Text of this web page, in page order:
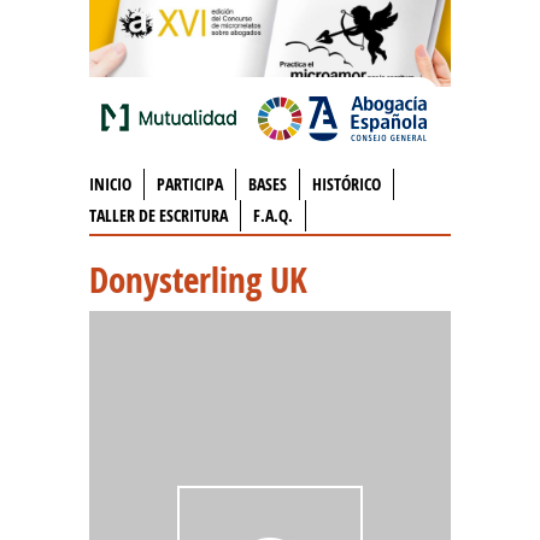
INICIO PARTICIPA BASES
HISTÓRICO
TALLER DE ESCRITURA
F.A.Q.
Donysterling UK